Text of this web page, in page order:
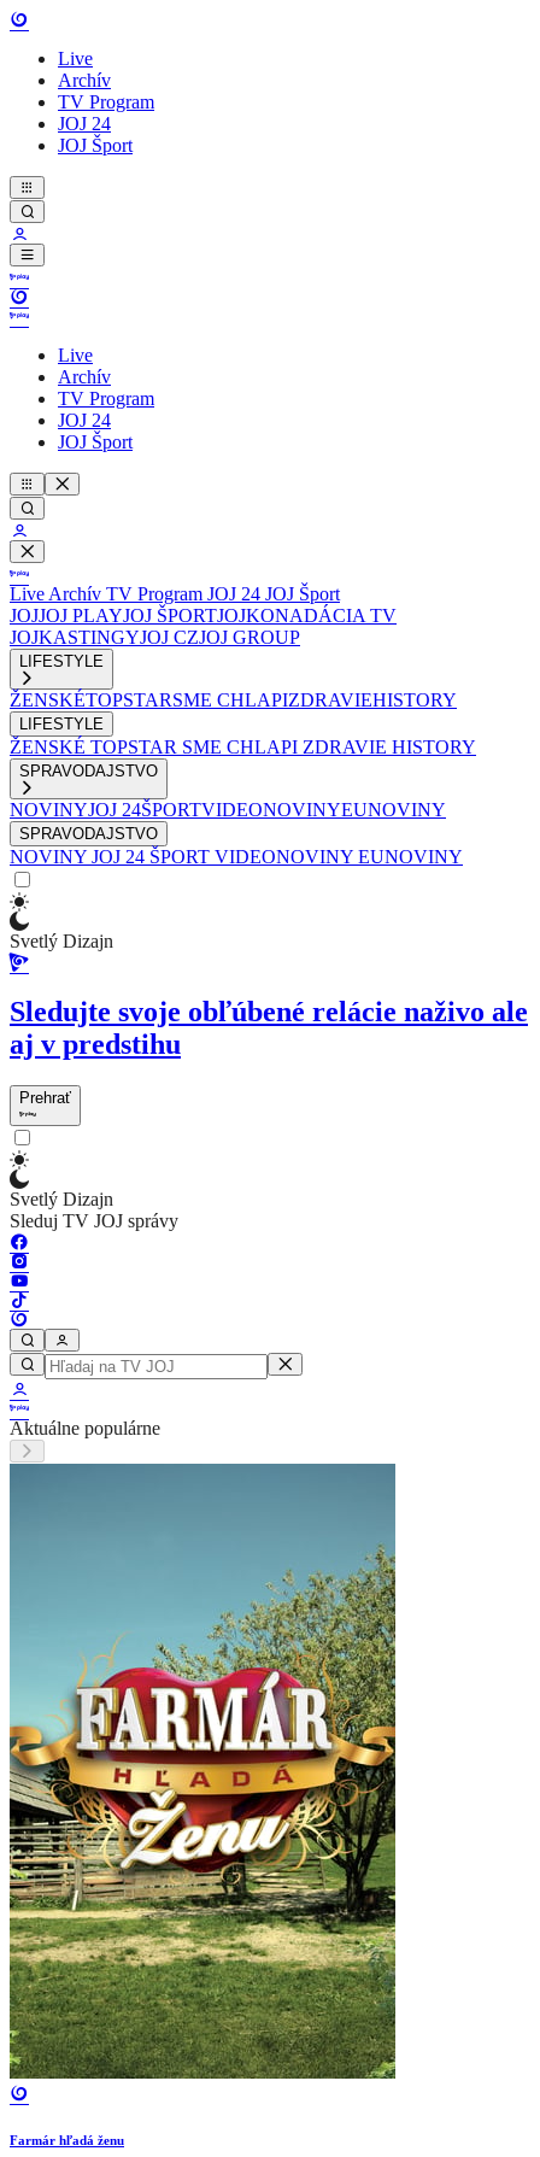
Live
Archív
TV Program
JOJ 24
JOJ Šport
Live
Archív
TV Program
JOJ 24
JOJ Šport
Live Archív TV Program JOJ 24 JOJ Šport
JOJJOJ PLAYJOJ ŠPORTJOJKONADÁCIA TV
JOJKASTINGYJOJ CZJOJ GROUP
LIFESTYLE
ŽENSKÉTOPSTARSME CHLAPIZDRAVIEHISTORY
LIFESTYLE
ŽENSKÉ TOPSTAR SME CHLAPI ZDRAVIE HISTORY
SPRAVODAJSTVO
NOVINYJOJ 24ŠPORTVIDEONOVINYEUNOVINY
SPRAVODAJSTVO
NOVINY JOJ 24 ŠPORT VIDEONOVINY EUNOVINY
Svetlý Dizajn
Sledujte svoje obľúbené relácie naživo ale
aj v predstihu
Prehrať
Svetlý Dizajn
Sleduj TV JOJ správy
Aktuálne populárne
Farmár hľadá ženu